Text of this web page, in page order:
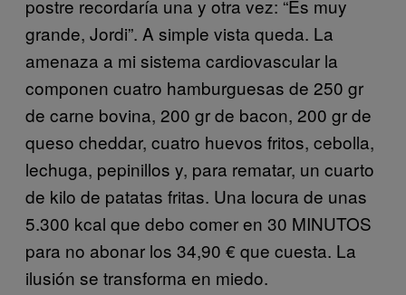
postre recordaría una y otra vez: “Es muy
grande, Jordi”. A simple vista queda. La
amenaza a mi sistema cardiovascular la
componen cuatro hamburguesas de 250 gr
de carne bovina, 200 gr de bacon, 200 gr de
queso cheddar, cuatro huevos fritos, cebolla,
lechuga, pepinillos y, para rematar, un cuarto
de kilo de patatas fritas. Una locura de unas
5.300 kcal que debo comer en 30 MINUTOS
para no abonar los 34,90 € que cuesta. La
ilusión se transforma en miedo.